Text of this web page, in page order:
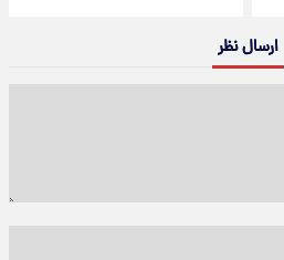
ارسال نظر